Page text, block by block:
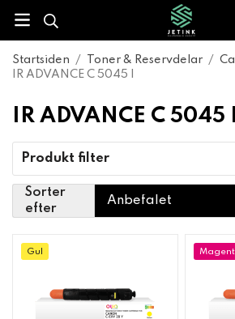
Startsiden / Toner & Reservdelar /
IR ADVANCE C 5045 I
IR ADVANCE C 5045 I
Produkt filter
Sorter
efter
Gul